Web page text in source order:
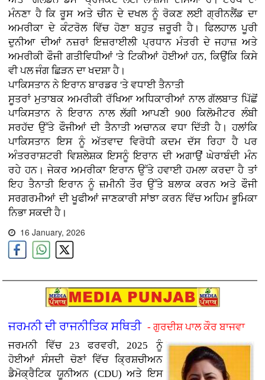
ਮੰਨਣਾ ਹੈ ਕਿ ਰੂਸ ਅਤੇ ਚੀਨ ਦੇ ਦਖਲ ਨੂੰ ਰੋਕਣ ਲਈ ਗ੍ਰੀਨਲੈਂਡ ਦਾ
ਅਮਰੀਕਾ ਦੇ ਕੰਟਰੋਲ ਵਿੱਚ ਹੋਣਾ ਬਹੁਤ ਜ਼ਰੂਰੀ ਹੈ। ਫਿਲਹਾਲ ਪੂਰੀ
ਦੁਨੀਆ ਦੀਆਂ ਨਜ਼ਰਾਂ ਇਜ਼ਰਾਈਲੀ ਪ੍ਰਧਾਨ ਮੰਤਰੀ ਦੇ ਜਹਾਜ਼ ਅਤੇ
ਅਮਰੀਕੀ ਫੌਜੀ ਗਤੀਵਿਧੀਆਂ 'ਤੇ ਟਿਕੀਆਂ ਹੋਈਆਂ ਹਨ, ਕਿਉਂਕਿ ਕਿਸੇ
ਵੀ ਪਲ ਜੰਗ ਛਿੜਨ ਦਾ ਖਦਸ਼ਾ ਹੈ।
ਪਾਕਿਸਤਾਨ ਨੇ ਇਰਾਨ ਬਾਰਡਰ 'ਤੇ ਵਧਾਈ ਤੈਨਾਤੀ
ਸੂਤਰਾਂ ਮੁਤਾਬਕ ਅਮਰੀਕੀ ਰੱਖਿਆ ਅਧਿਕਾਰੀਆਂ ਨਾਲ ਗੱਲਬਾਤ ਪਿੱਛੋਂ
ਪਾਕਿਸਤਾਨ ਨੇ ਇਰਾਨ ਨਾਲ ਲੱਗੀ ਆਪਣੀ 900 ਕਿਲੋਮੀਟਰ ਲੰਬੀ
ਸਰਹੱਦ ਉੱਤੇ ਫੌਜੀਆਂ ਦੀ ਤੈਨਾਤੀ ਅਚਾਨਕ ਵਧਾ ਦਿੱਤੀ ਹੈ। ਹਲਾਂਕਿ
ਪਾਕਿਸਤਾਨ ਇਸ ਨੂੰ ਅੱਤਵਾਦ ਵਿਰੋਧੀ ਕਦਮ ਦੱਸ ਰਿਹਾ ਹੈ ਪਰ
ਅੰਤਰਰਾਸ਼ਟਰੀ ਵਿਸ਼ਲੇਸ਼ਕ ਇਸਨੂੰ ਇਰਾਨ ਦੀ ਅਗਾਉਂ ਘੇਰਾਬੰਦੀ ਮੰਨ
ਰਹੇ ਹਨ। ਜੇਕਰ ਅਮਰੀਕਾ ਇਰਾਨ ਉੱਤੇ ਹਵਾਈ ਹਮਲਾ ਕਰਦਾ ਹੈ ਤਾਂ
ਇਹ ਤੈਨਾਤੀ ਇਰਾਨ ਨੂੰ ਜ਼ਮੀਨੀ ਤੌਰ ਉੱਤੇ ਬਲਾਕ ਕਰਨ ਅਤੇ ਫੌਜੀ
ਸਰਗਰਮੀਆਂ ਦੀ ਖੂਫੀਆਂ ਜਾਣਕਾਰੀ ਸਾਂਝਾ ਕਰਨ ਵਿੱਚ ਅਹਿਮ ਭੂਮਿਕਾ
ਨਿਭਾ ਸਕਦੀ ਹੈ।
16 January, 2026
ਜਰਮਨੀ ਦੀ ਰਾਜਨੀਤਿਕ ਸਥਿਤੀ- ਗੁਰਦੀਸ਼ ਪਾਲ ਕੌਰ ਬਾਜਵਾ
ਜਰਮਨੀ ਵਿੱਚ 23 ਫਰਵਰੀ, 2025 ਨੂੰ
ਹੋਈਆਂ ਸੰਸਦੀ ਚੋਣਾਂ ਵਿੱਚ ਕ੍ਰਿਸ਼ਚੀਅਨ
ਡੈਮੋਕ੍ਰੈਟਿਕ ਯੂਨੀਅਨ (CDU) ਅਤੇ ਇਸ